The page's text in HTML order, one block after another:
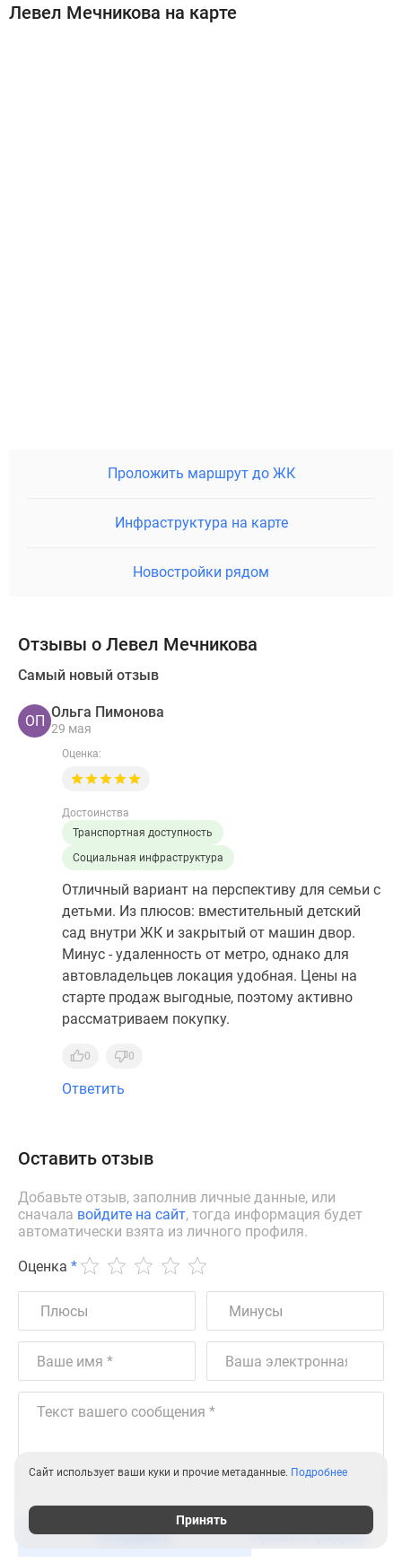
Левел Мечникова на карте
Проложить маршрут до ЖК
Инфраструктура на карте
Новостройки рядом
Отзывы о Левел Мечникова
Самый новый отзыв
ОП
Ольга Пимонова
29 мая
Оценка:
Достоинства
Транспортная доступность
Социальная инфраструктура
Отличный вариант на перспективу для семьи с
детьми. Из плюсов: вместительный детский
сад внутри ЖК и закрытый от машин двор.
Минус - удаленность от метро, однако для
автовладельцев локация удобная. Цены на
старте продаж выгодные, поэтому активно
рассматриваем покупку.
0 0
Ответить
Оставить отзыв
Добавьте отзыв, заполнив личные данные, или
сначала войдите на сайт, тогда информация будет
автоматически взята из личного профиля.
Оценка *
Отправить Правила форума
Сайт использует ваши куки и прочие метаданные. Подробнее
Принять